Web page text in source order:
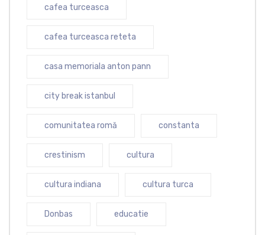
cafea turceasca
cafea turceasca reteta
casa memoriala anton pann
city break istanbul
comunitatea romă constanta
crestinism cultura
cultura indiana cultura turca
Donbas educatie